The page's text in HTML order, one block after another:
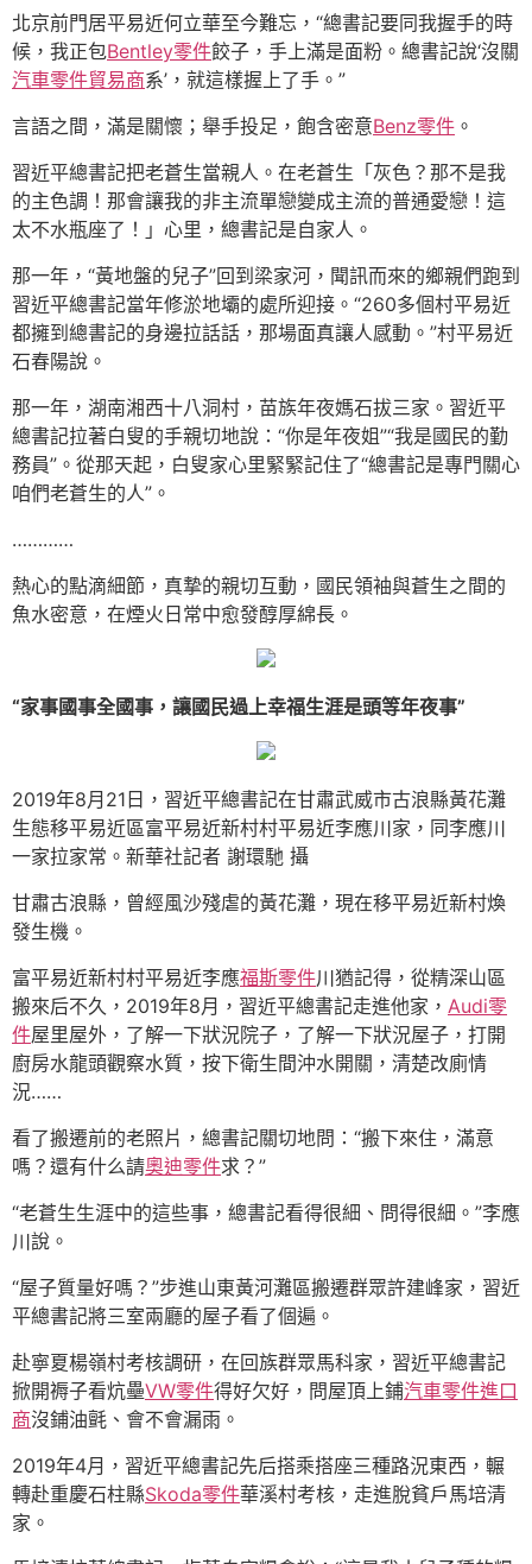
北京前門居平易近何立華至今難忘，“總書記要同我握手的時
候，我正包Bentley零件餃子，手上滿是面粉。總書記說‘沒關
汽車零件貿易商系’，就這樣握上了手。”
言語之間，滿是關懷；舉手投足，飽含密意Benz零件 。
習近平總書記把老蒼生當親人。在老蒼生「灰色？那不是我
的主色調！那會讓我的非主流單戀變成主流的普通愛戀！這
太不水瓶座了！」心里，總書記是自家人。
那一年，“黃地盤的兒子”回到梁家河，聞訊而來的鄉親們跑到
習近平總書記當年修淤地壩的處所迎接。“260多個村平易近
都擁到總書記的身邊拉話話，那場面真讓人感動。”村平易近
石春陽說。
那一年，湖南湘西十八洞村，苗族年夜媽石拔三家。習近平
總書記拉著白叟的手親切地說：“你是年夜姐”“我是國民的勤
務員”。從那天起，白叟家心里緊緊記住了“總書記是專門關心
咱們老蒼生的人”。
…………
熱心的點滴細節，真摯的親切互動，國民領袖與蒼生之間的
魚水密意，在煙火日常中愈發醇厚綿長。
“家事國事全國事，讓國民過上幸福生涯是頭等年夜事”
2019年8月21日，習近平總書記在甘肅武威市古浪縣黃花灘
生態移平易近區富平易近新村村平易近李應川家，同李應川
一家拉家常。新華社記者 謝環馳 攝
甘肅古浪縣，曾經風沙殘虐的黃花灘，現在移平易近新村煥
發生機。
富平易近新村村平易近李應福斯零件川猶記得，從精深山區
搬來后不久，2019年8月，習近平總書記走進他家， Audi零
件屋里屋外，了解一下狀況院子，了解一下狀況屋子，打開
廚房水龍頭觀察水質，按下衛生間沖水開關，清楚改廁情
況……
看了搬遷前的老照片，總書記關切地問：“搬下來住，滿意
嗎？還有什么請奧迪零件求？”
“老蒼生生涯中的這些事，總書記看得很細、問得很細。”李應
川說。
“屋子質量好嗎？”步進山東黃河灘區搬遷群眾許建峰家，習近
平總書記將三室兩廳的屋子看了個遍。
赴寧夏楊嶺村考核調研，在回族群眾馬科家，習近平總書記
掀開褥子看炕壘VW零件得好欠好，問屋頂上鋪汽車零件進口
商沒鋪油氈、會不會漏雨。
2019年4月，習近平總書記先后搭乘搭座三種路況東西，輾
轉赴重慶石柱縣Skoda零件華溪村考核，走進脫貧戶馬培清
家。